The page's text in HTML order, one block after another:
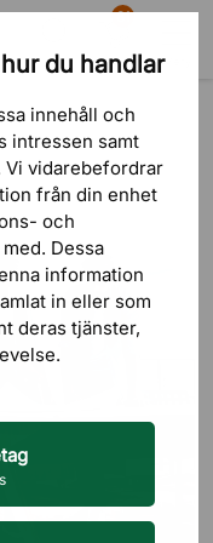
du handlar
innehåll och
intressen samt
Vi vidarebefordrar
från din enhet
och
Dessa
information
in eller som
deras tjänster,
Sök
81
Varukorg Meny